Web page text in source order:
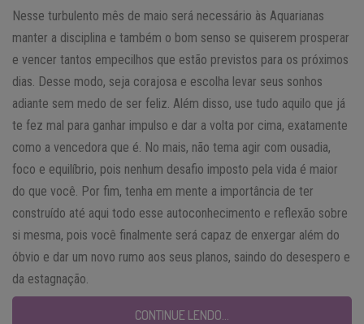
Nesse turbulento mês de maio será necessário às Aquarianas
manter a disciplina e também o bom senso se quiserem prosperar
e vencer tantos empecilhos que estão previstos para os próximos
dias. Desse modo, seja corajosa e escolha levar seus sonhos
adiante sem medo de ser feliz. Além disso, use tudo aquilo que já
te fez mal para ganhar impulso e dar a volta por cima, exatamente
como a vencedora que é. No mais, não tema agir com ousadia,
foco e equilíbrio, pois nenhum desafio imposto pela vida é maior
do que você. Por fim, tenha em mente a importância de ter
construído até aqui todo esse autoconhecimento e reflexão sobre
si mesma, pois você finalmente será capaz de enxergar além do
óbvio e dar um novo rumo aos seus planos, saindo do desespero e
da estagnação.
CONTINUE LENDO…